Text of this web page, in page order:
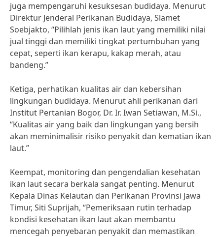
juga mempengaruhi kesuksesan budidaya. Menurut
Direktur Jenderal Perikanan Budidaya, Slamet
Soebjakto, “Pilihlah jenis ikan laut yang memiliki nilai
jual tinggi dan memiliki tingkat pertumbuhan yang
cepat, seperti ikan kerapu, kakap merah, atau
bandeng.”
Ketiga, perhatikan kualitas air dan kebersihan
lingkungan budidaya. Menurut ahli perikanan dari
Institut Pertanian Bogor, Dr. Ir. Iwan Setiawan, M.Si.,
“Kualitas air yang baik dan lingkungan yang bersih
akan meminimalisir risiko penyakit dan kematian ikan
laut.”
Keempat, monitoring dan pengendalian kesehatan
ikan laut secara berkala sangat penting. Menurut
Kepala Dinas Kelautan dan Perikanan Provinsi Jawa
Timur, Siti Suprijah, “Pemeriksaan rutin terhadap
kondisi kesehatan ikan laut akan membantu
mencegah penyebaran penyakit dan memastikan